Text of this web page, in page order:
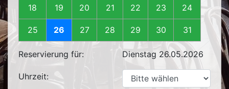
18 19 20 21 22 23 24
25 26 27 28 29 30 31
Reservierung für: Dienstag 26.05.2026
Uhrzeit: